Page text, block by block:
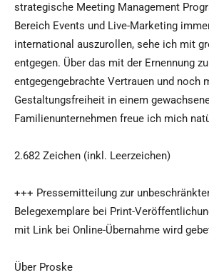
strategische Meeting Management
Bereich Events und Live-Marketing
international auszurollen, sehe ich mit
entgegen. Über das mit der Ernennung
entgegengebrachte Vertrauen und noch
Gestaltungsfreiheit in einem
Familienunternehmen freue ich mich
2.682 Zeichen (inkl. Leerzeichen)
+++ Pressemitteilung zur
Belegexemplare bei Print-
mit Link bei Online-Übernahme wird
Über Proske